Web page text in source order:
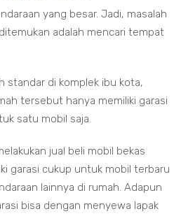
yang besar. Jadi, masalah
adalah mencari tempat
standar di komplek ibu kota,
tersebut hanya memiliki garasi
satu mobil saja.
jual beli mobil bekas
garasi cukup untuk mobil terbaru
lainnya di rumah. Adapun
bisa dengan menyewa lapak